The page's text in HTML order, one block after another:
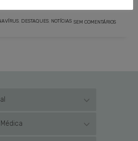
DESTAQUES NOTÍCIAS SEM COMENTÁRIOS